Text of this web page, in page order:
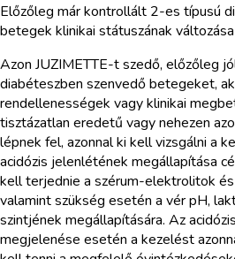
Előzőleg már kontrollált 2-es típusú
betegek klinikai státuszának változása
Azon JUZIMETTE-t szedő, előzőleg
diabéteszben szenvedő betegeket,
rendellenességek vagy klinikai
tisztázatlan eredetű vagy nehezen
lépnek fel, azonnal ki kell vizsgálni a
acidózis jelenlétének megállapítása
kell terjednie a szérum-elektrolitok
valamint szükség esetén a vér pH,
szintjének megállapítására. Az
megjelenése esetén a kezelést